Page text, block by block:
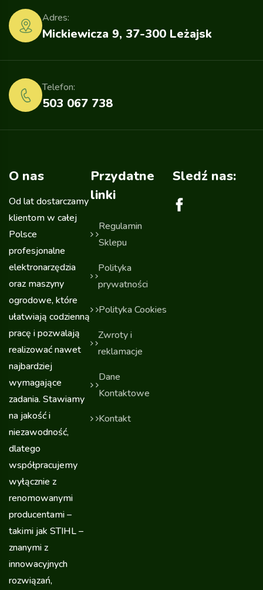
Mickiewicza 9, 37-300 Leżajsk
Adres:
503 067 738
Telefon:
O nas
Od lat dostarczamy
klientom w całej
Polsce
profesjonalne
elektronarzędzia
oraz maszyny
ogrodowe, które
ułatwiają codzienną
pracę i pozwalają
realizować nawet
najbardziej
wymagające
zadania. Stawiamy
na jakość i
niezawodność,
dlatego
współpracujemy
wyłącznie z
renomowanymi
producentami –
takimi jak STIHL –
znanymi z
innowacyjnych
rozwiązań,
Przydatne
linki
Regulamin
Sklepu
Polityka
prywatności
Polityka Cookies
Zwroty i
reklamacje
Dane
Kontaktowe
Kontakt
Sledź nas: